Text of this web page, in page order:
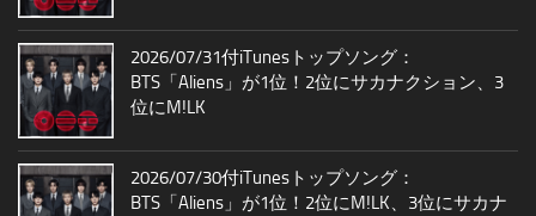
2026/07/31付iTunesトップソング：
BTS「Aliens」が1位！2位にサカナクション、3
位にM!LK
2026/07/30付iTunesトップソング：
BTS「Aliens」が1位！2位にM!LK、3位にサカナ